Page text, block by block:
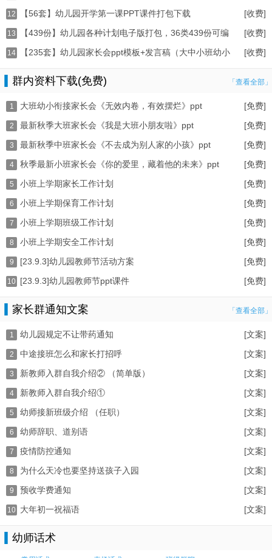
[收费]
12
【56套】幼儿园开学第一课PPT课件打包下载
[收费]
13
【439份】幼儿园各种计划电子版打包，36类439份可编
[收费]
14 【235套】幼儿园家长会ppt模板+发言稿（大中小班幼小
「查看全部」
群内资料下载(免费)
[免费]
1
大班幼小衔接家长会《无效内卷，有效摆烂》ppt
[免费]
2
最新秋季大班家长会《我是大班小朋友啦》ppt
[免费]
3
最新秋季中班家长会《不去成为别人家的小孩》ppt
[免费]
4
秋季最新小班家长会《你的爱里，藏着他的未来》ppt
[免费]
5
小班上学期家长工作计划
[免费]
6
小班上学期保育工作计划
[免费]
7
小班上学期班级工作计划
[免费]
8
小班上学期安全工作计划
[免费]
9
[23.9.3]幼儿园教师节活动方案
[免费]
10 [23.9.3]幼儿园教师节ppt课件
「查看全部」
家长群通知文案
[文案]
1
幼儿园规定不让带药通知
[文案]
2
中途接班怎么和家长打招呼
[文案]
3
新教师入群自我介绍② （简单版）
[文案]
4
新教师入群自我介绍①
[文案]
5
幼师接新班级介绍 （任职）
[文案]
6
幼师辞职、道别语
[文案]
7
疫情防控通知
[文案]
8
为什么天冷也要坚持送孩子入园
[文案]
9
预收学费通知
[文案]
10 大年初一祝福语
幼师话术